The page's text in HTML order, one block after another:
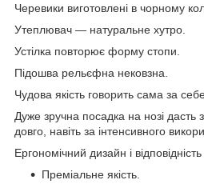
Черевики виготовлені в чорному
Утеплювач — натуральне хутро.
Устілка повторює форму стопи.
Підошва рельєфна нековзна.
Чудова якість говорить сама за
Дуже зручна посадка на нозі дасть
довго, навіть за інтенсивного
Ергономічний дизайн і
Преміальне якість.